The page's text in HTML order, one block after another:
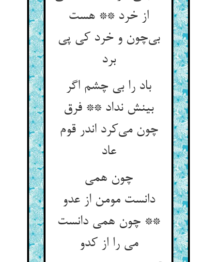
از خرد ** هست
بی‌چون و خرد کی پی
برد
باد را بی چشم اگر
بینش نداد ** فرق
چون می‌کرد اندر قوم
عاد
چون همی
دانست مومن از عدو
** چون همی دانست
می را از کدو